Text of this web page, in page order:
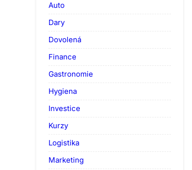
Auto
Dary
Dovolená
Finance
Gastronomie
Hygiena
Investice
Kurzy
Logistika
Marketing